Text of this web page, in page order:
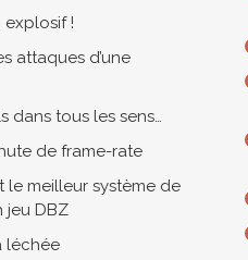
explosif !
attaques d’une
dans tous les sens…
de frame-rate
le meilleur système de
jeu DBZ
léchée